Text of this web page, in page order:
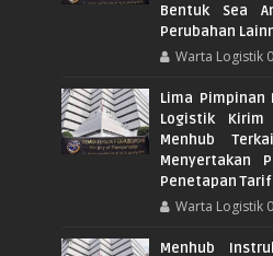
Bentuk Sea
Perubahan
Warta Logistik
Lima Pimpinan
Logistik Kirim
Menhub
Menyertakan
Penetapan
Warta Logistik
Menhub